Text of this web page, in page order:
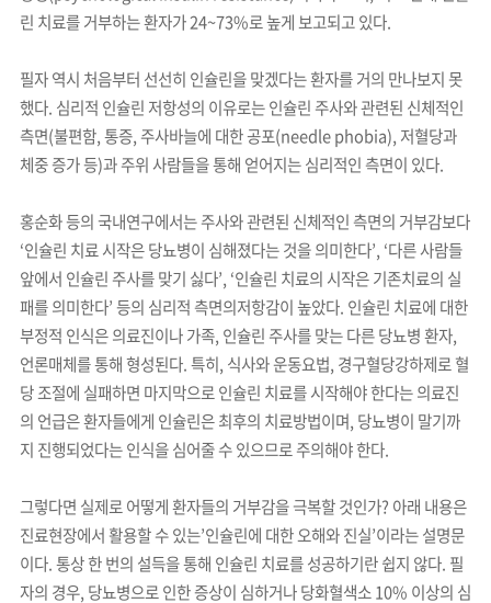
린 치료를 거부하는 환자가 24~73%로 높게 보고되고 있다.
필자 역시 처음부터 선선히 인슐린을 맞겠다는 환자를 거의 만나보지 못
했다. 심리적 인슐린 저항성의 이유로는 인슐린 주사와 관련된 신체적인
측면(불편함, 통증, 주사바늘에 대한 공포(needle phobia), 저혈당과
체중 증가 등)과 주위 사람들을 통해 얻어지는 심리적인 측면이 있다.
홍순화 등의 국내연구에서는 주사와 관련된 신체적인 측면의 거부감보다
‘인슐린 치료 시작은 당뇨병이 심해졌다는 것을 의미한다’, ‘다른 사람들
앞에서 인슐린 주사를 맞기 싫다’, ‘인슐린 치료의 시작은 기존치료의 실
패를 의미한다’ 등의 심리적 측면의저항감이 높았다. 인슐린 치료에 대한
부정적 인식은 의료진이나 가족, 인슐린 주사를 맞는 다른 당뇨병 환자,
언론매체를 통해 형성된다. 특히, 식사와 운동요법, 경구혈당강하제로 혈
당 조절에 실패하면 마지막으로 인슐린 치료를 시작해야 한다는 의료진
의 언급은 환자들에게 인슐린은 최후의 치료방법이며, 당뇨병이 말기까
지 진행되었다는 인식을 심어줄 수 있으므로 주의해야 한다.
그렇다면 실제로 어떻게 환자들의 거부감을 극복할 것인가? 아래 내용은
진료현장에서 활용할 수 있는’인슐린에 대한 오해와 진실’이라는 설명문
이다. 통상 한 번의 설득을 통해 인슐린 치료를 성공하기란 쉽지 않다. 필
자의 경우, 당뇨병으로 인한 증상이 심하거나 당화혈색소 10% 이상의 심